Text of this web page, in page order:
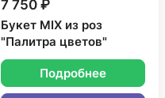
7 750 ₽
Букет MIX из роз
"Палитра цветов"
Подробнее